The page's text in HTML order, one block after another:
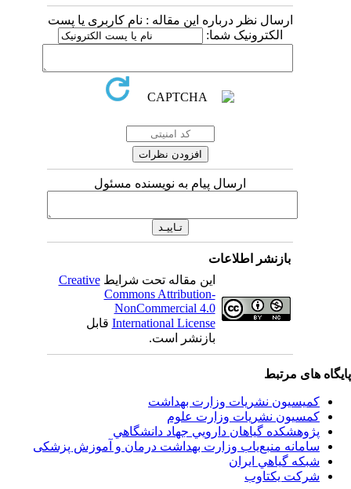
ارسال نظر درباره این مقاله : نام کاربری یا پست
الکترونیک شما:
ارسال پیام به نویسنده مسئول
بازنشر اطلاعات
این مقاله تحت شرایط Creative
Commons Attribution-
NonCommercial 4.0
International Licenseقابل
بازنشر است.
های مرتبط
کمیسیون نشریات وزارت بهداشت
کمسیون نشریات وزارت علوم
پژوهشكده گياهان دارويي جهاد دانشگاهي
سامانه منبع‌ياب وزارت بهداشت درمان و آموزش پزشکی
شبكه گياهي ايران
شرکت یکتاوب